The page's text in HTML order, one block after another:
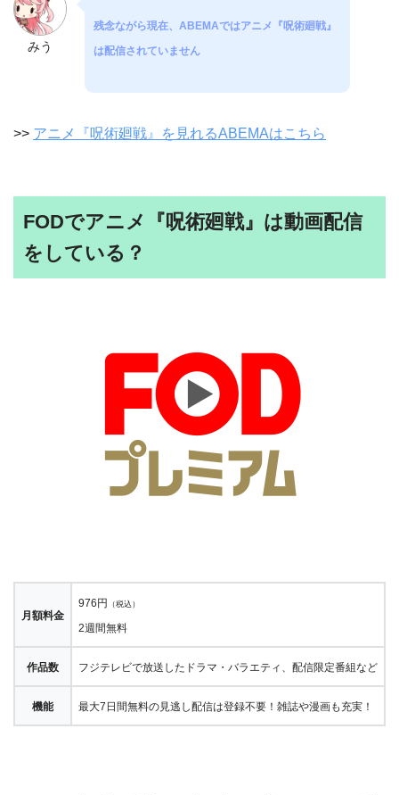
みう
残念ながら現在、ABEMAではアニメ『呪術廻戦』
は配信されていません
>> アニメ『呪術廻戦』を見れるABEMAはこちら
FODでアニメ『呪術廻戦』は動画配信
をしている？
月額料金
976円 （税込）
2週間無料
作品数 フジテレビで放送したドラマ・バラエティ、配信限定番組など
機能 最大7日間無料の見逃し配信は登録不要！雑誌や漫画も充実！